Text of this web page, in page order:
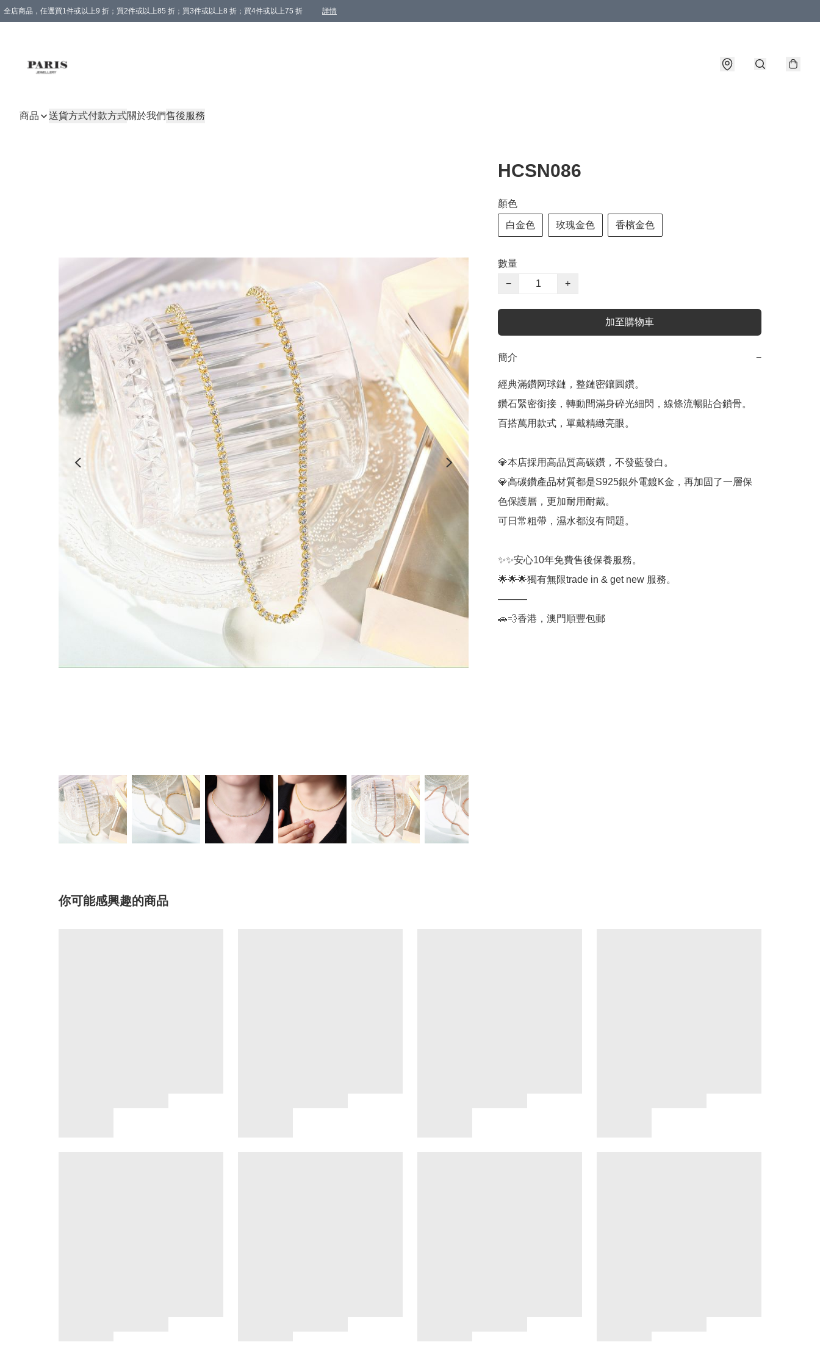
全店商品，任選買1件或以上9 折；買2件或以上85 折；買3件或以上8 折；買4件或以上75 折 詳情
商品 送貨方式付款方式關於我們售後服務
HCSN086
顏色
白金色 玫瑰金色 香檳金色
數量
−
+
加至購物車
簡介 −
經典滿鑽网球鏈，整鏈密鑲圓鑽。
鑽石緊密銜接，轉動間滿身碎光細閃，線條流暢貼合鎖骨。
百搭萬用款式，單戴精緻亮眼。
💎本店採用高品質高碳鑽，不發藍發白。
💎高碳鑽產品材質都是S925銀外電鍍K金，再加固了一層保
色保護層，更加耐用耐戴。
可日常粗帶，濕水都沒有問題。
✨✨安心10年免費售後保養服務。
🌟🌟🌟獨有無限trade in & get new 服務。
———
🚗💨香港，澳門順豐包郵
你可能感興趣的商品